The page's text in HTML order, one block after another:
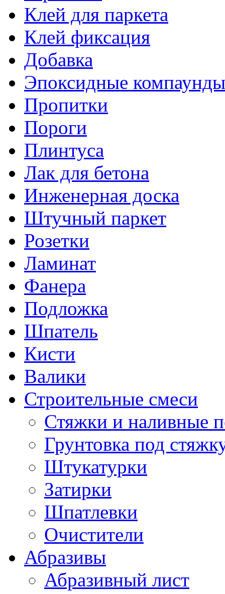
Клей для паркета
Клей фиксация
Добавка
Эпоксидные компаунды
Пропитки
Пороги
Плинтуса
Лак для бетона
Инженерная доска
Штучный паркет
Розетки
Ламинат
Фанера
Подложка
Шпатель
Кисти
Валики
Строительные смеси
Стяжки и наливные
Грунтовка под
Штукатурки
Затирки
Шпатлевки
Очистители
Абразивы
Абразивный лист